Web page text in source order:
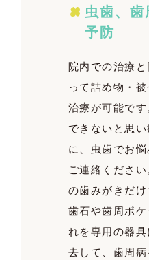
虫歯、歯
予防
院内での治療
って詰め物・
治療が可能で
できないと思
に、虫歯でお
ご連絡くださ
の歯みがきだ
歯石や歯周ポ
れを専用の器
去して、歯周